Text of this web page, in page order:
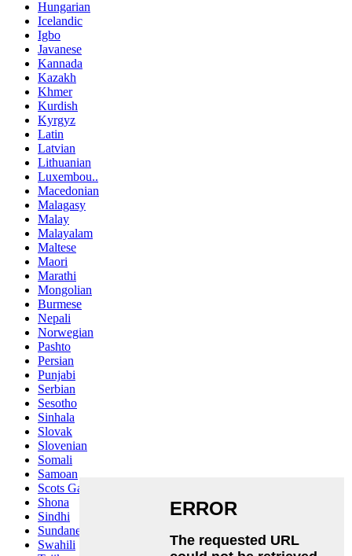
Hungarian
Icelandic
Igbo
Javanese
Kannada
Kazakh
Khmer
Kurdish
Kyrgyz
Latin
Latvian
Lithuanian
Luxembou..
Macedonian
Malagasy
Malay
Malayalam
Maltese
Maori
Marathi
Mongolian
Burmese
Nepali
Norwegian
Pashto
Persian
Punjabi
Serbian
Sesotho
Sinhala
Slovak
Slovenian
Somali
Samoan
Scots Gaelic
Shona
Sindhi
Sundanese
Swahili